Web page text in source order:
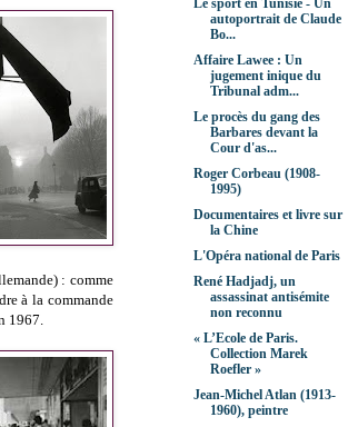
: comme
à la commande
1967.
Le sport en Tunisie - Un
autoportrait de Claude
Bo...
Affaire Lawee : Un
jugement inique du
Tribunal adm...
Le procès du gang des
Barbares devant la
Cour d'as...
Roger Corbeau (1908-
1995)
Documentaires et livre sur
la Chine
L'Opéra national de Paris
René Hadjadj, un
assassinat antisémite
non reconnu
« L’Ecole de Paris.
Collection Marek
Roefler »
Jean-Michel Atlan (1913-
1960), peintre